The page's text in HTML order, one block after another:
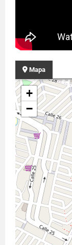
Mapa
+
−